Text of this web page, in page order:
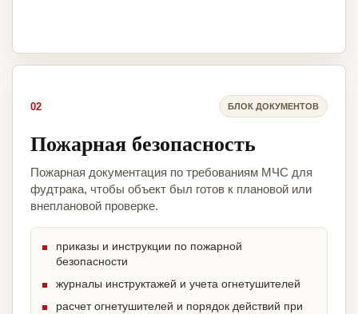
02 БЛОК ДОКУМЕНТОВ
Пожарная безопасность
Пожарная документация по требованиям МЧС для
фудтрака, чтобы объект был готов к плановой или
внеплановой проверке.
приказы и инструкции по пожарной
безопасности
журналы инструктажей и учета огнетушителей
расчет огнетушителей и порядок действий при